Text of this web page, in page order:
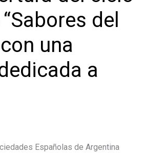
del
una
a
Españolas de Argentina